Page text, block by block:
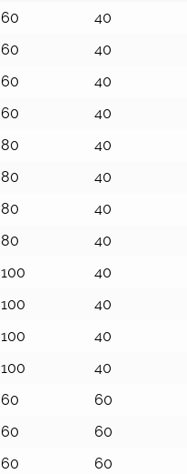
Larghezza
piattaforma
Profondità
piattaforma
60 40
60 40
60 40
60 40
80 40
80 40
80 40
80 40
100 40
100 40
100 40
100 40
60 60
60 60
60 60